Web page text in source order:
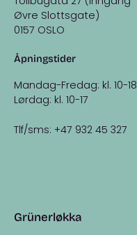
Øvre Slottsgate)
0157 OSLO
Åpningstider
Mandag-Fredag: kl. 10-18
Lørdag: kl. 10-17
Tlf/sms: +47 932 45 327
Grünerløkka